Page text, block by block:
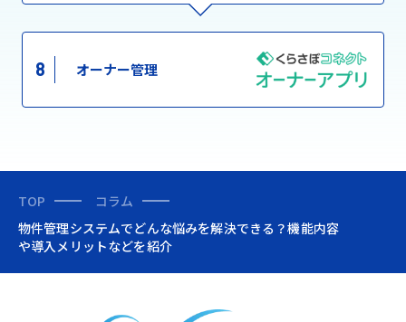
8 オーナー管理
TOP
コラム
物件管理システムでどんな悩みを解決できる？機能内容
や導入メリットなどを紹介